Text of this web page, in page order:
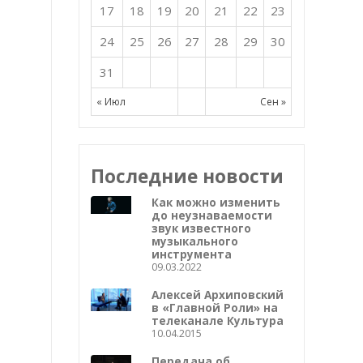
17 18 19 20 21 22
23
24
25 26 27 28 29
30
31
« Июл Сен »
Последние новости
Как можно изменить
до неузнаваемости
звук известного
музыкального
инструмента
09.03.2022
Алексей Архиповский
в «Главной Роли» на
телеканале Культура
10.04.2015